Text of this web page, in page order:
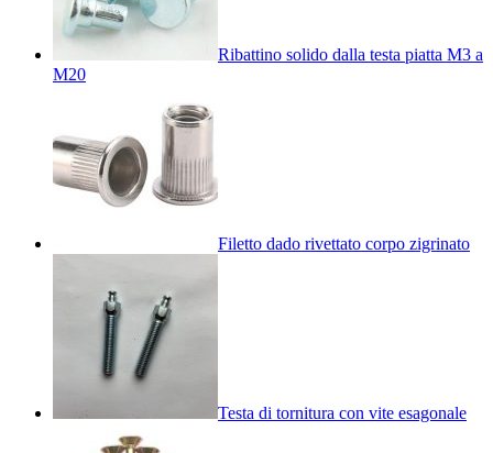
Ribattino solido dalla testa piatta M3 a
M20
Filetto dado rivettato corpo zigrinato
Testa di tornitura con vite esagonale